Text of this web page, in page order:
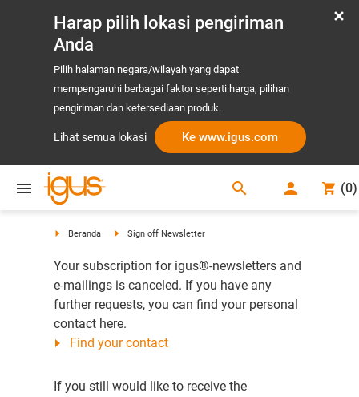
Harap pilih lokasi pengiriman
Anda
Pilih halaman negara/wilayah yang dapat
mempengaruhi berbagai faktor seperti harga, pilihan
pengiriman dan ketersediaan produk.
Lihat semua lokasi Ke www.igus.com
search (0)
Beranda Sign off Newsletter
Your subscription for igus®-newsletters and
e-mailings is canceled. If you have any
further requests, you can find your personal
contact here.
Find your contact
If you still would like to receive the